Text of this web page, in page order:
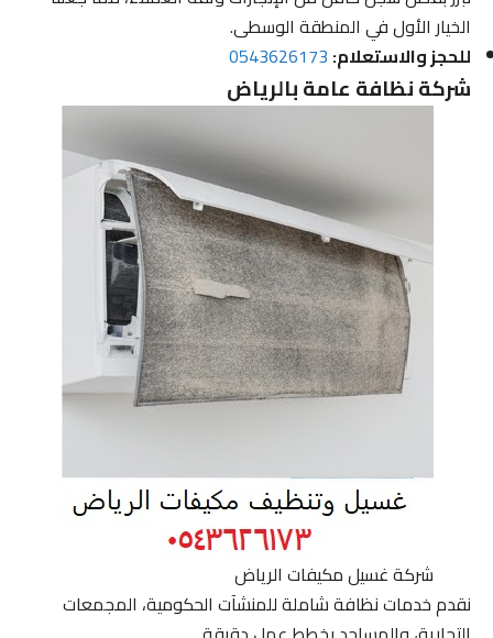
الخيار الأول في المنطقة الوسطى.
للحجز والاستعلام: 0543626173
شركة نظافة عامة بالرياض
شركة غسيل مكيفات الرياض
نقدم خدمات نظافة شاملة للمنشآت الحكومية، المجمعات